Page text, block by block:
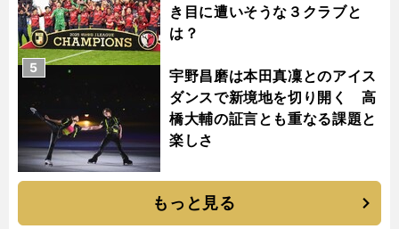
き目に遭いそうな３クラブと
は？
宇野昌磨は本田真凜とのアイス
ダンスで新境地を切り開く 高
橋大輔の証言とも重なる課題と
楽しさ
5
もっと見る